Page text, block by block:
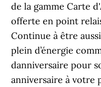
de la gamme Carte
offerte en point
Continue à être
plein d’énergie
danniversaire pour
anniversaire à votre